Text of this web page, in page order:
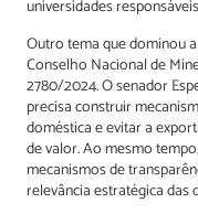
universidades
Outro tema que dominou
Conselho Nacional de
2780/2024. O senador
precisa construir
doméstica e evitar a
de valor. Ao mesmo
mecanismos de
relevância estratégica das